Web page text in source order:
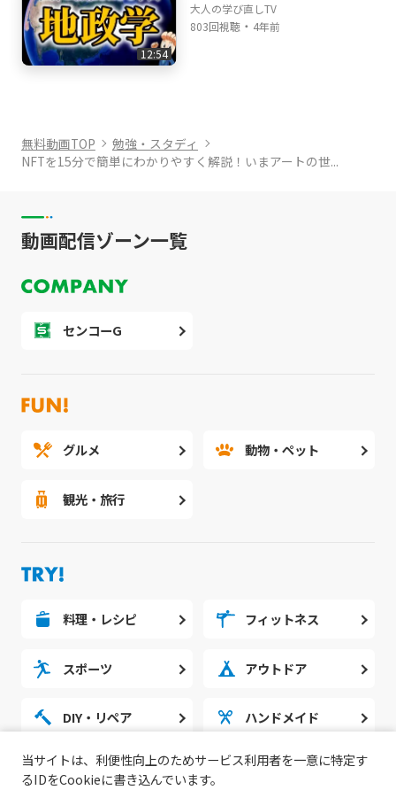
12:54
大人の学び直しTV
803回視聴 ・ 4年前
無料動画TOP
勉強・スタディ
NFTを15分で簡単にわかりやすく解説！いまアートの世...
動画配信ゾーン一覧
センコーG
グルメ 動物・ペット
観光・旅行
料理・レシピ フィットネス
スポーツ アウトドア
DIY・リペア ハンドメイド
勉強・スタディ ノウハウ
当サイトは、利便性向上のためサービス利用者を一意に特定す
るIDをCookieに書き込んでいます。